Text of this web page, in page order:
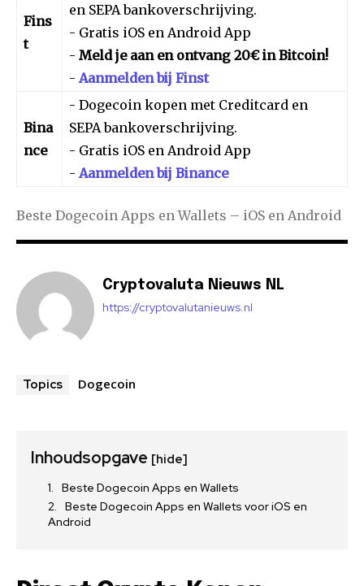
Fins
t
en SEPA bankoverschrijving.
- Gratis iOS en Android App
- Meld je aan en ontvang 20€ in Bitcoin!
- Aanmelden bij Finst
Bina
nce
- Dogecoin kopen met Creditcard en
SEPA bankoverschrijving.
- Gratis iOS en Android App
- Aanmelden bij Binance
Beste Dogecoin Apps en Wallets – iOS en Android
Cryptovaluta Nieuws NL
https://cryptovalutanieuws.nl
Topics Dogecoin
Inhoudsopgave [hide]
Beste Dogecoin Apps en Wallets
Beste Dogecoin Apps en Wallets voor iOS en
Android